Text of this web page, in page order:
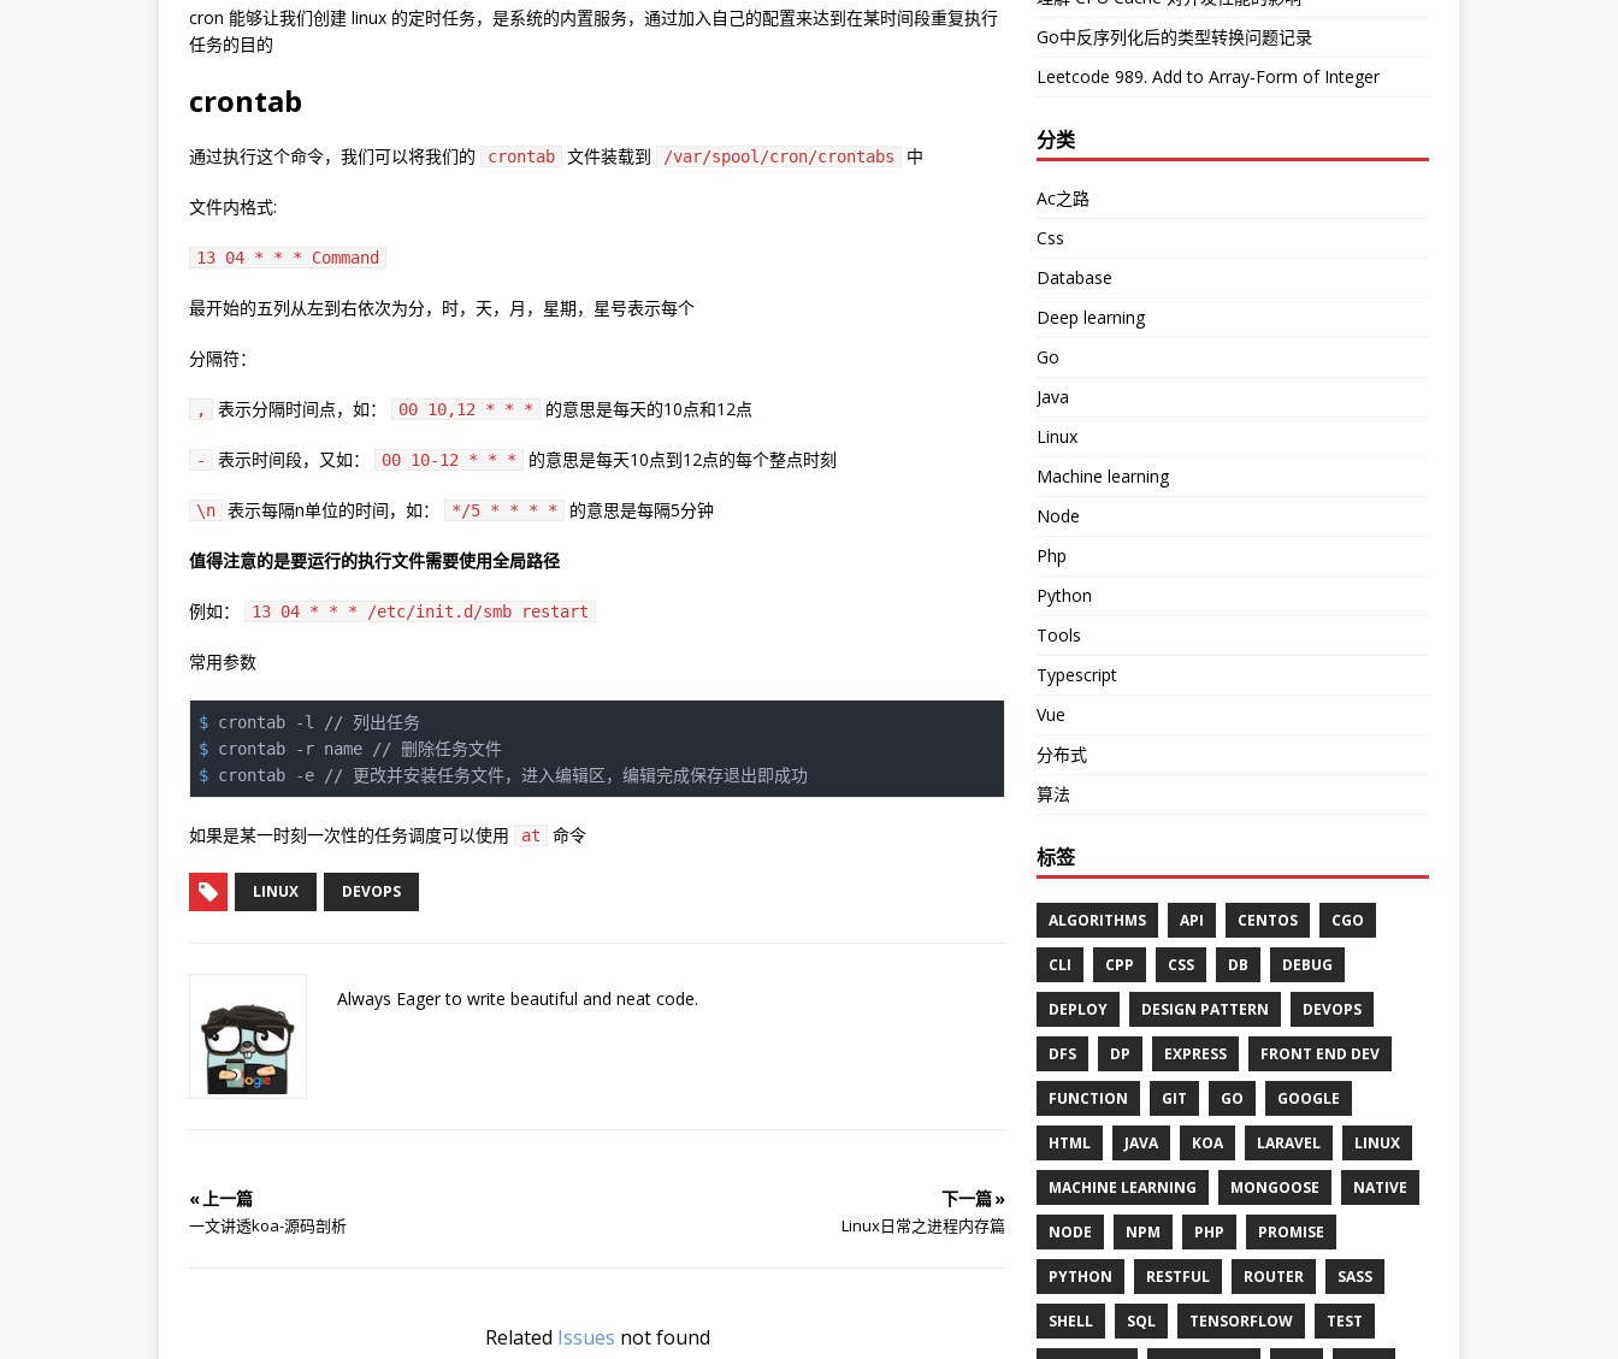
cron 能够让我们创建 linux 的定时任务，是系统的内置服务，通过加入自己的配置来达到在某时间段重复执行
任务的目的
crontab
通过执行这个命令，我们可以将我们的 crontab 文件装载到 /var/spool/cron/crontabs 中
文件内格式:
13 04 * * * Command
最开始的五列从左到右依次为分，时，天，月，星期，星号表示每个
分隔符：
, 表示分隔时间点，如： 00 10,12 * * * 的意思是每天的10点和12点
- 表示时间段，又如： 00 10-12 * * * 的意思是每天10点到12点的每个整点时刻
\n 表示每隔n单位的时间，如： */5 * * * * 的意思是每隔5分钟
值得注意的是要运行的执行文件需要使用全局路径
例如： 13 04 * * * /etc/init.d/smb restart
常用参数
$ crontab -l // 列出任务
$ crontab -r name // 删除任务文件
$ crontab -e // 更改并安装任务文件，进入编辑区，编辑完成保存退出即成功
如果是某一时刻一次性的任务调度可以使用 at 命令
LINUX DEVOPS
Always Eager to write beautiful and neat code.
« 上一篇
一文讲透koa-源码剖析
下一篇 »
Linux日常之进程内存篇
Related Issues not found
Go中反序列化后的类型转换问题记录
Leetcode 989. Add to Array-Form of Integer
分类
Ac之路
Css
Database
Deep learning
Go
Java
Linux
Machine learning
Node
Php
Python
Tools
Typescript
Vue
分布式
算法
标签
ALGORITHMS API CENTOS CGO
CLI CPP CSS DB DEBUG
DEPLOY DESIGN PATTERN DEVOPS
DFS DP EXPRESS FRONT END DEV
FUNCTION GIT GO GOOGLE
HTML JAVA KOA LARAVEL LINUX
MACHINE LEARNING MONGOOSE NATIVE
NODE NPM PHP PROMISE
PYTHON RESTFUL ROUTER SASS
SHELL SQL TENSORFLOW TEST